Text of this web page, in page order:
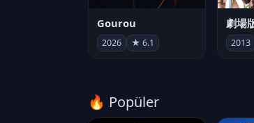
Gourou
2026 ★ 6.1 2013
🔥 Popüler